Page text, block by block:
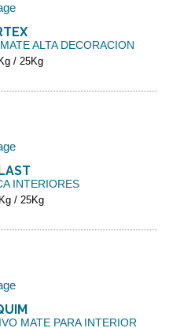
ALTA DECORACION
/ 25Kg
INTERIORES
/ 25Kg
MATE PARA INTERIOR